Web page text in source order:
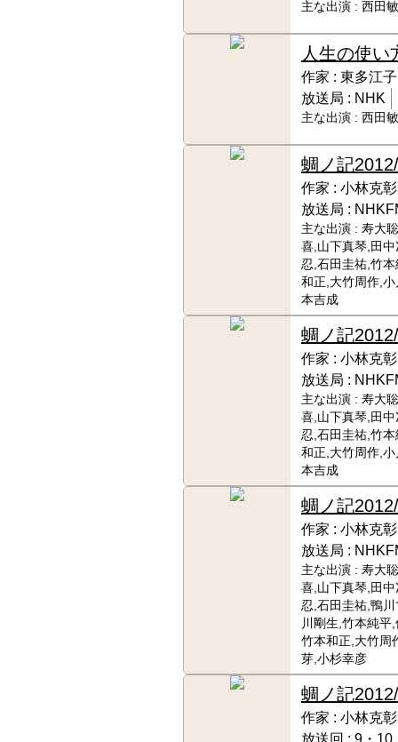
主な出演 : 西田
人生の使い
作家 : 東多江子
放送局 : NHK
主な出演 : 西田
蜩ノ記
作家 : 小林克彰
放送局 :
主な出演 : 寿大
喜,山下真琴,田
忍,石田圭祐,竹
和正,大竹周作,
本吉成
蜩ノ記
作家 : 小林克彰
放送局 :
主な出演 : 寿大
喜,山下真琴,田
忍,石田圭祐,竹
和正,大竹周作,
本吉成
蜩ノ記
作家 : 小林克彰
放送局 :
主な出演 : 寿大
喜,山下真琴,田
忍,石田圭祐,鴨
川剛生,竹本純平
竹本和正,大竹周
芽,小杉幸彦
蜩ノ記
作家 : 小林克彰
放送回 : 9・10